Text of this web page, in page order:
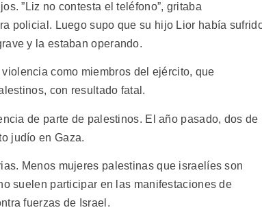
”Liz no contesta el teléfono”, gritaba
policial. Luego supo que su hijo Lior había
y la estaban operando.
como miembros del ejército, que
con resultado fatal.
de parte de palestinos. El año pasado, dos de
judío en Gaza.
Menos mujeres palestinas que israelíes son
suelen participar en las manifestaciones de
fuerzas de Israel.